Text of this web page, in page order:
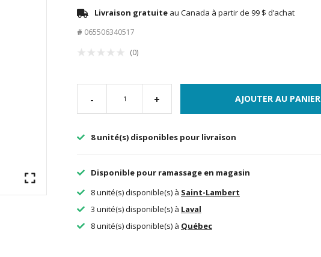
Livraison gratuite au Canada à partir de 99 $ d’achat
# 065506340517
(0)
- + AJOUTER AU PANIER
8 unité(s) disponibles pour livraison
Disponible pour ramassage en magasin
8 unité(s) disponible(s) à Saint-Lambert
3 unité(s) disponible(s) à Laval
8 unité(s) disponible(s) à Québec